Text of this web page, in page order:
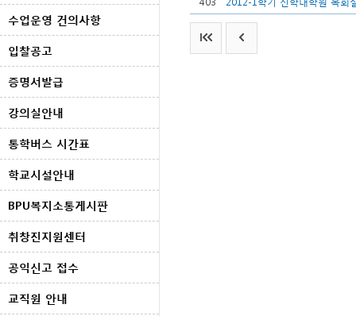
수업운영 건의사항
입찰공고
증명서발급
강의실안내
통학버스 시간표
학교시설안내
BPU복지소통게시판
취창진지원센터
공익신고 접수
교직원 안내